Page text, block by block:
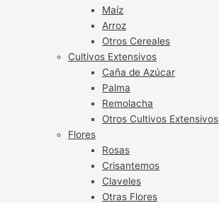
Maíz
Arroz
Otros Cereales
Cultivos Extensivos
Caña de Azúcar
Palma
Remolacha
Otros Cultivos Extensivos
Flores
Rosas
Crisantemos
Claveles
Otras Flores